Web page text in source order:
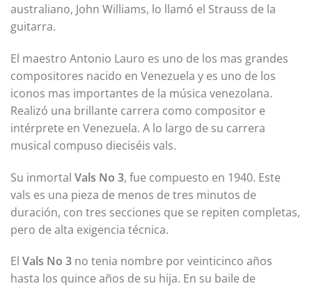
australiano, John Williams, lo llamó el Strauss de la
guitarra.
El maestro Antonio Lauro es uno de los mas grandes
compositores nacido en Venezuela y es uno de los
iconos mas importantes de la música venezolana.
Realizó una brillante carrera como compositor e
intérprete en Venezuela. A lo largo de su carrera
musical compuso dieciséis vals.
Su inmortal Vals No 3, fue compuesto en 1940. Este
vals es una pieza de menos de tres minutos de
duración, con tres secciones que se repiten completas,
pero de alta exigencia técnica.
El Vals No 3 no tenia nombre por veinticinco años
hasta los quince años de su hija. En su baile de